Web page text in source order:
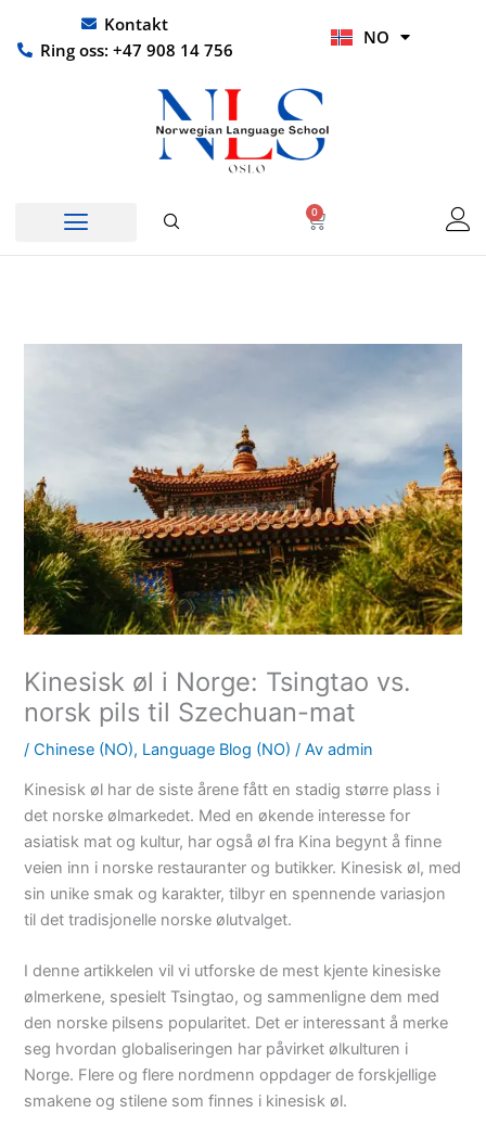
rett
Kontakt
Ring oss: +47 908 14 756
NO
HI
0
Handlekurv
Kinesisk øl i Norge: Tsingtao vs.
norsk pils til Szechuan-mat
/Chinese (NO), Language Blog (NO) / Av admin
Kinesisk øl har de siste årene fått en stadig større plass i
det norske ølmarkedet. Med en økende interesse for
asiatisk mat og kultur, har også øl fra Kina begynt å finne
veien inn i norske restauranter og butikker. Kinesisk øl, med
sin unike smak og karakter, tilbyr en spennende variasjon
til det tradisjonelle norske ølutvalget.
I denne artikkelen vil vi utforske de mest kjente kinesiske
ølmerkene, spesielt Tsingtao, og sammenligne dem med
den norske pilsens popularitet. Det er interessant å merke
seg hvordan globaliseringen har påvirket ølkulturen i
Norge. Flere og flere nordmenn oppdager de forskjellige
smakene og stilene som finnes i kinesisk øl.